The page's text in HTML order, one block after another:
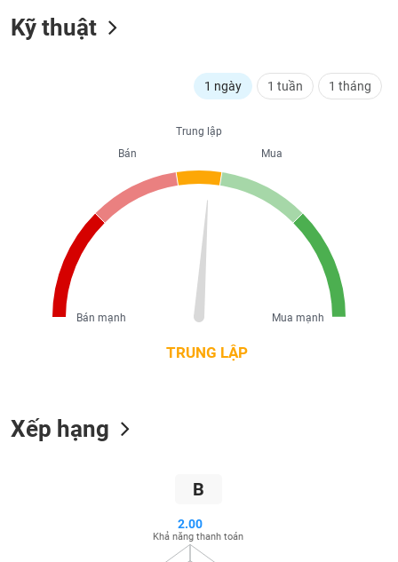
liệu
Kỹ thuật
1 ngày 1 tuần 1 tháng
TRUNG LẬP
Trung lập
Mua
Mua mạnh
Bán
Bán mạnh
Xếp hạng
B
2.00
Khả năng thanh toán
DÙNG
THIẾT
YẾU
SỨC
KHỎE